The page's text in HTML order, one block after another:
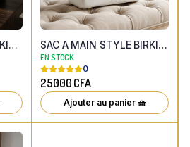
SAC A MAIN STY.E BIRKIN NOIR GRAINE SAC A MAIN STYLE BIRKIN BLANC GRAINE
EN STOCK
0
25000 CFA
Ajouter au panier 🧺